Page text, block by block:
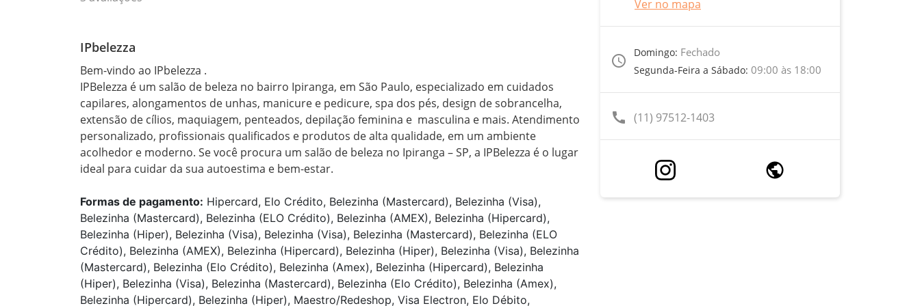
IPbelezza
Bem-vindo ao IPbelezza .
IPBelezza é um salão de beleza no bairro Ipiranga, em São Paulo, especializado em cuidados
capilares, alongamentos de unhas, manicure e pedicure, spa dos pés, design de sobrancelha,
extensão de cílios, maquiagem, penteados, depilação feminina e  masculina e mais. Atendimento
personalizado, profissionais qualificados e produtos de alta qualidade, em um ambiente
acolhedor e moderno. Se você procura um salão de beleza no Ipiranga – SP, a IPBelezza é o lugar
ideal para cuidar da sua autoestima e bem-estar.
Formas de pagamento: Hipercard, Elo Crédito, Belezinha (Mastercard), Belezinha (Visa),
Belezinha (Mastercard), Belezinha (ELO Crédito), Belezinha (AMEX), Belezinha (Hipercard),
Belezinha (Hiper), Belezinha (Visa), Belezinha (Visa), Belezinha (Mastercard), Belezinha (ELO
Crédito), Belezinha (AMEX), Belezinha (Hipercard), Belezinha (Hiper), Belezinha (Visa), Belezinha
(Mastercard), Belezinha (Elo Crédito), Belezinha (Amex), Belezinha (Hipercard), Belezinha
(Hiper), Belezinha (Visa), Belezinha (Mastercard), Belezinha (Elo Crédito), Belezinha (Amex),
Belezinha (Hipercard), Belezinha (Hiper), Maestro/Redeshop, Visa Electron, Elo Débito,
Ver no mapa
access_time
Domingo: Fechado
Segunda-Feira a Sábado: 09:00 às 18:00
call (11) 97512-1403